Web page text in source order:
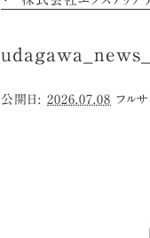
公開日: 2026.07.08 フル